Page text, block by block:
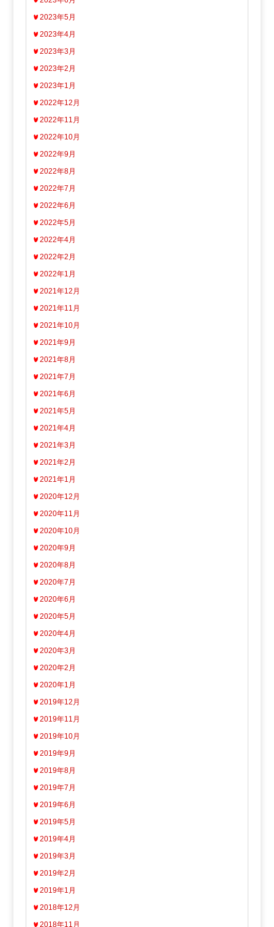
2023年5月
2023年4月
2023年3月
2023年2月
2023年1月
2022年12月
2022年11月
2022年10月
2022年9月
2022年8月
2022年7月
2022年6月
2022年5月
2022年4月
2022年2月
2022年1月
2021年12月
2021年11月
2021年10月
2021年9月
2021年8月
2021年7月
2021年6月
2021年5月
2021年4月
2021年3月
2021年2月
2021年1月
2020年12月
2020年11月
2020年10月
2020年9月
2020年8月
2020年7月
2020年6月
2020年5月
2020年4月
2020年3月
2020年2月
2020年1月
2019年12月
2019年11月
2019年10月
2019年9月
2019年8月
2019年7月
2019年6月
2019年5月
2019年4月
2019年3月
2019年2月
2019年1月
2018年12月
2018年11月